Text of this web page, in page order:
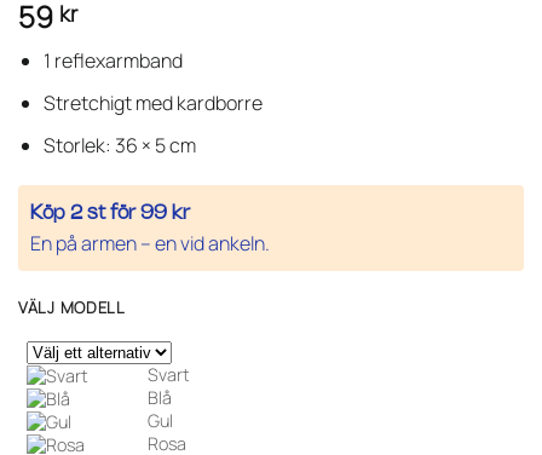
4.42 av
på
59 kr
1 reflexarmband
Stretchigt med kardborre
Storlek: 36 × 5 cm
Köp 2 st för 99 kr
En på armen – en vid ankeln.
VÄLJ MODELL
Svart
Blå
Gul
Rosa